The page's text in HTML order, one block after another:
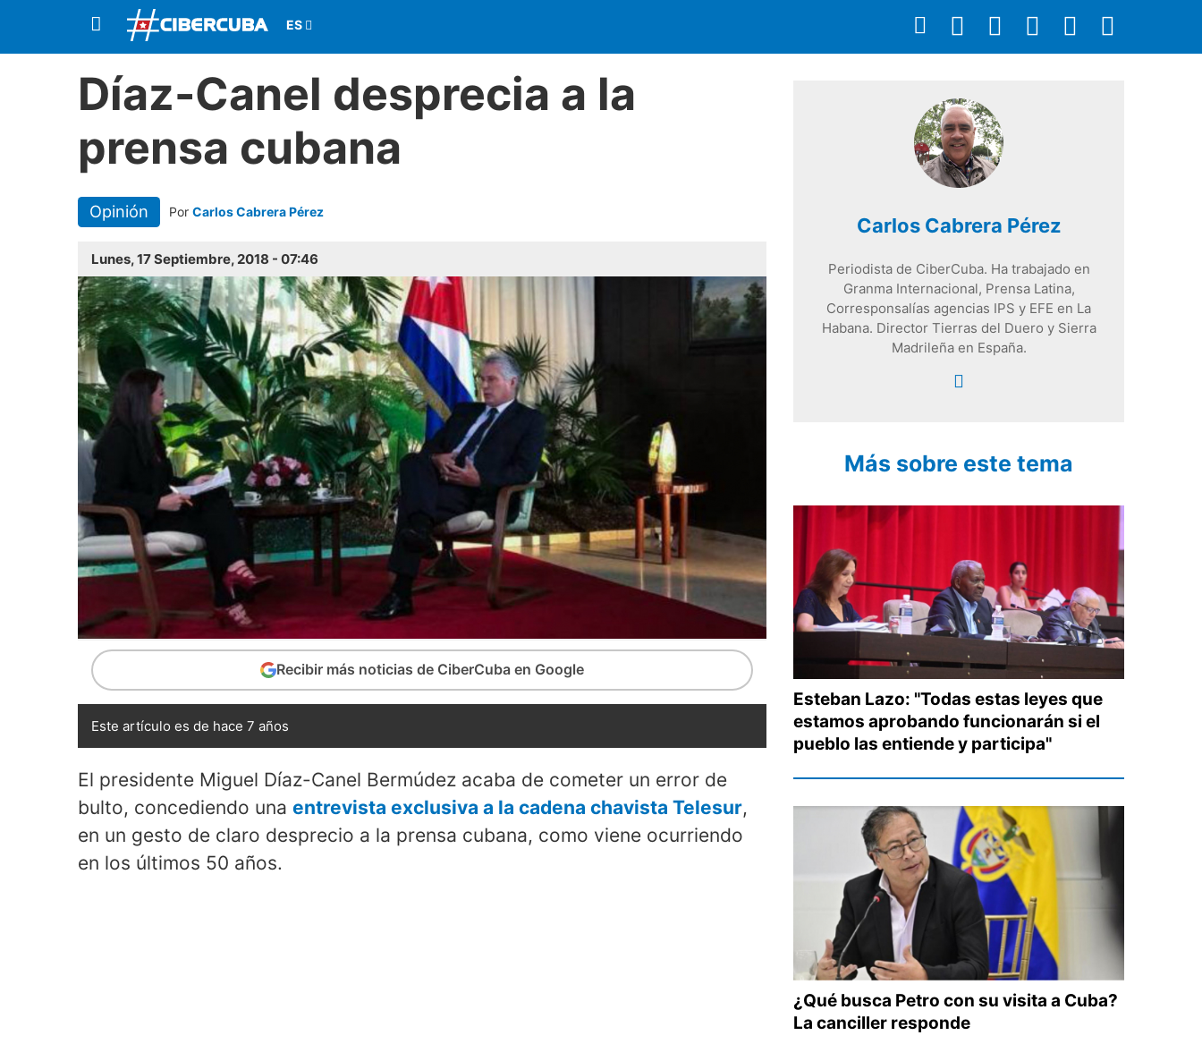
Díaz-Canel desprecia a la
prensa cubana
Opinión Por Carlos Cabrera Pérez
Lunes, 17 Septiembre, 2018 - 07:46
Recibir más noticias de CiberCuba en Google
Este artículo es de hace 7 años
El presidente Miguel Díaz-Canel Bermúdez acaba de cometer un error de
bulto, concediendo una entrevista exclusiva a la cadena chavista Telesur,
en un gesto de claro desprecio a la prensa cubana, como viene ocurriendo
en los últimos 50 años.
Carlos Cabrera Pérez
Periodista de CiberCuba. Ha trabajado en
Granma Internacional, Prensa Latina,
Corresponsalías agencias IPS y EFE en La
Habana. Director Tierras del Duero y Sierra
Madrileña en España.
Más sobre este tema
Esteban Lazo: "Todas estas leyes que
estamos aprobando funcionarán si el
pueblo las entiende y participa"
¿Qué busca Petro con su visita a Cuba?
La canciller responde